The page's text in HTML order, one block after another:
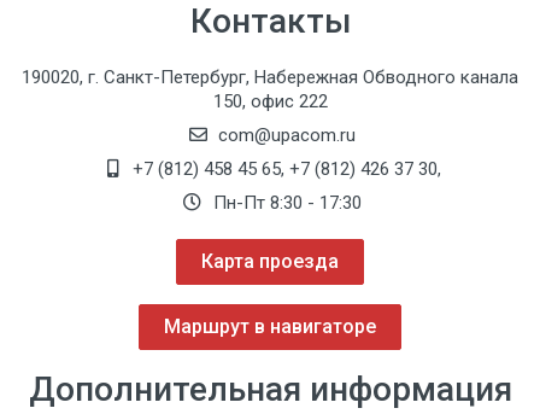
3
Контакты
190020, г. Санкт-Петербург, Набережная Обводного канала
150, офис 222
com@upacom.ru
+7 (812) 458 45 65, +7 (812) 426 37 30,
Пн-Пт 8:30 - 17:30
Карта проезда
Маршрут в навигаторе
Дополнительная информация